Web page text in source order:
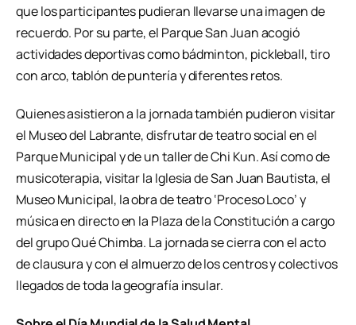
que los participantes pudieran llevarse una imagen de
recuerdo. Por su parte, el Parque San Juan acogió
actividades deportivas como bádminton, pickleball, tiro
con arco, tablón de puntería y diferentes retos.
Quienes asistieron a la jornada también pudieron visitar
el Museo del Labrante, disfrutar de teatro social en el
Parque Municipal y de un taller de Chi Kun. Así como de
musicoterapia, visitar la Iglesia de San Juan Bautista, el
Museo Municipal, la obra de teatro ‘Proceso Loco’ y
música en directo en la Plaza de la Constitución a cargo
del grupo Qué Chimba. La jornada se cierra con el acto
de clausura y con el almuerzo de los centros y colectivos
llegados de toda la geografía insular.